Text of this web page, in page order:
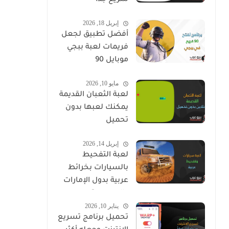
إبريل 18, 2026
أفضل تطبيق لجعل
فريمات لعبة ببجي
موبايل 90
مايو 10, 2026
لعبة الثعبان القديمة
يمكنك لعبها بدون
تحميل
إبريل 14, 2026
لعبة التفحيط
بالسيارات بخرائط
عربية بدول الإمارات
يناير 10, 2026
تحميل برنامج تسريع